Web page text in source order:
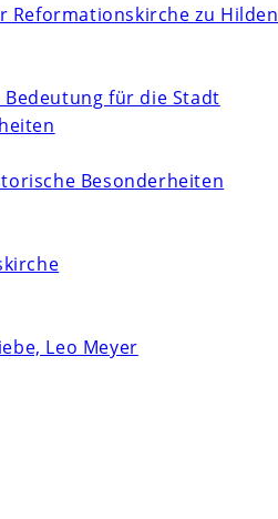
Reformationskirche zu Hilden
für die Stadt
Besonderheiten
Leo Meyer